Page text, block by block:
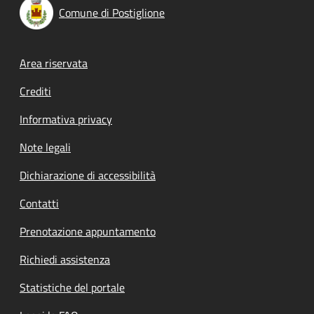
Comune di Postiglione
Footer menu
Area riservata
Crediti
Informativa privacy
Note legali
Dichiarazione di accessibilità
Contatti
Prenotazione appuntamento
Richiedi assistenza
Statistiche del portale